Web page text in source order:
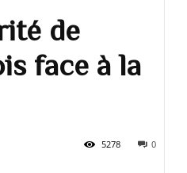
de
face à la
0
5278